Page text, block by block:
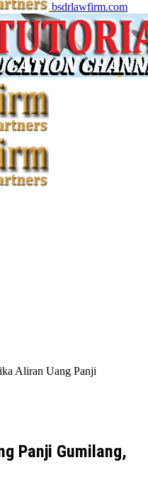
bsdrlawfirm.com
Aliran Uang Panji
Panji Gumilang,